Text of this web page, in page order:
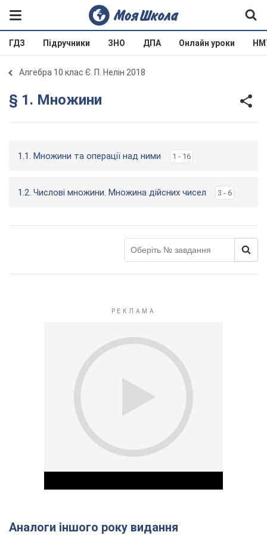
ГДЗ Підручники ЗНО ДПА Онлайн уроки
Алгебра 10 клас Є. П. Нелін 2018
§ 1. Множини
1.1. Множини та операції над ними 1 - 16
1.2. Числові множини. Множина дійсних чисел 3 - 6
Аналоги іншого року видання